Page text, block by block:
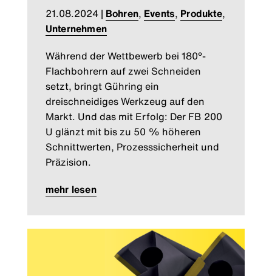
21.08.2024| Bohren, Events, Produkte,
Unternehmen
Während der Wettbewerb bei 180°-
Flachbohrern auf zwei Schneiden
setzt, bringt Gühring ein
dreischneidiges Werkzeug auf den
Markt. Und das mit Erfolg: Der FB 200
U glänzt mit bis zu 50 % höheren
Schnittwerten, Prozesssicherheit und
Präzision.
mehr lesen